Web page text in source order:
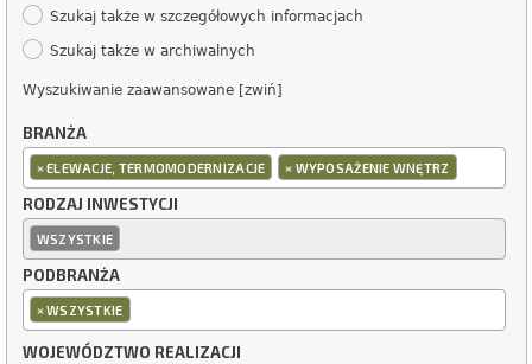
Szukaj także w szczegółowych informacjach
Szukaj także w archiwalnych
Wyszukiwanie zaawansowane [zwiń]
BRANŻA
×ELEWACJE, TERMOMODERNIZACJE × WYPOSAŻENIE WNĘTRZ
RODZAJ INWESTYCJI
WSZYSTKIE
PODBRANŻA
×WSZYSTKIE
WOJEWÓDZTWO REALIZACJI